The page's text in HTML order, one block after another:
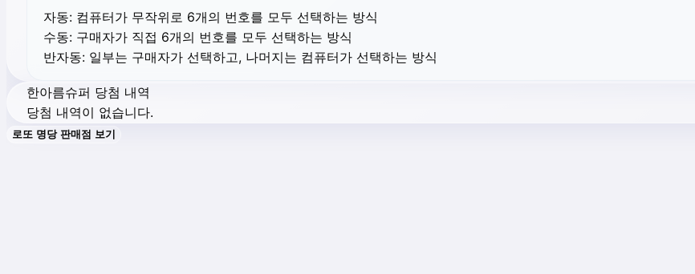
자동: 컴퓨터가 무작위로 6개의 번호를 모두 선택하는 방식
수동: 구매자가 직접 6개의 번호를 모두 선택하는 방식
반자동: 일부는 구매자가 선택하고, 나머지는 컴퓨터가 선택하는 방식
한아름슈퍼 당첨 내역
당첨 내역이 없습니다.
로또 명당 판매점 보기